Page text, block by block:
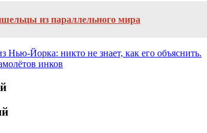
из параллельного мира
Йорка: никто не знает, как его объяснить.
инков